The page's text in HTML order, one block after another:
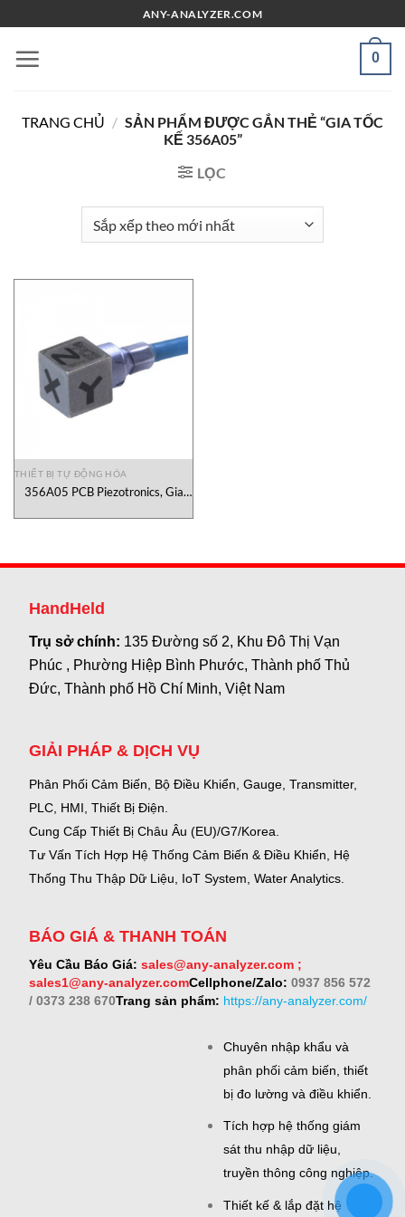
đến
nội
ANY-ANALYZER.COM
0
TRANG CHỦ / SẢN PHẨM ĐƯỢC GẮN THẺ “GIA TỐC
KẾ 356A05”
LỌC
THIẾT BỊ TỰ ĐỘNG HÓA
356A05 PCB Piezotronics, Gia
Việt Nam
HandHeld
Trụ sở chính: 135 Đường số 2, Khu Đô Thị Vạn
Phúc , Phường Hiệp Bình Phước, Thành phố Thủ
Đức, Thành phố Hồ Chí Minh, Việt Nam
GIẢI PHÁP & DỊCH VỤ
Phân Phối Cảm Biến, Bộ Điều Khiển, Gauge, Transmitter,
PLC, HMI, Thiết Bị Điện.
Cung Cấp Thiết Bị Châu Âu (EU)/G7/Korea.
Tư Vấn Tích Hợp Hệ Thống Cảm Biến & Điều Khiển, Hệ
Thống Thu Thập Dữ Liệu, IoT System, Water Analytics.
BÁO GIÁ & THANH TOÁN
Yêu Cầu Báo Giá: sales@any-analyzer.com ;
sales1@any-analyzer.comCellphone/Zalo: 0937 856 572
/ 0373 238 670Trang sản phẩm: https://any-analyzer.com/
Chuyên nhập khẩu và
phân phối cảm biến, thiết
bị đo lường và điều khiển.
Tích hợp hệ thống giám
sát thu nhập dữ liệu,
truyền thông công nghiệp.
Thiết kế & lắp đặt hệ